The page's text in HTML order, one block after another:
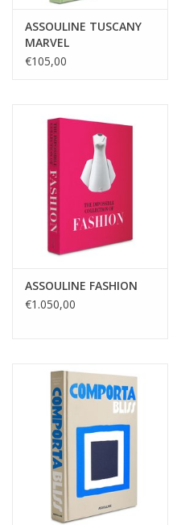
ASSOULINE TUSCANY
MARVEL
€105,00
ASSOULINE FASHION
€1.050,00